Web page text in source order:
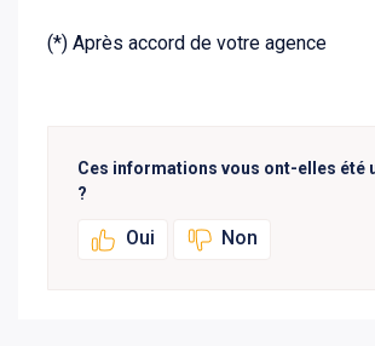
(*) Après accord de votre agence
Ces informations vous ont-elles été
?
Oui Non